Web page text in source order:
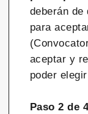
deberán de
para
aceptar y
poder
Paso 2 de